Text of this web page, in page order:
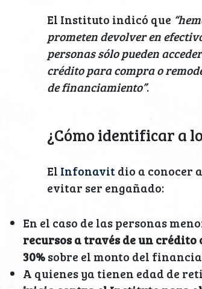
El Instituto indicó que
prometen devolver en
personas sólo pueden
crédito para compra o
de financiamiento”.
¿Cómo identificar a
El Infonavitdio a conocer
evitar ser engañado:
En el caso de las personas
recursos a través de un crédito
30%sobre el monto del
A quienes ya tienen edad de